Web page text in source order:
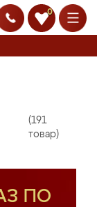
0
(191
товар)
ПО